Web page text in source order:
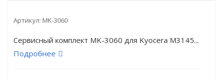
Артикул: MK-3060
Сервисный комплект MK-3060 для Kyocera M3145...
Подробнее